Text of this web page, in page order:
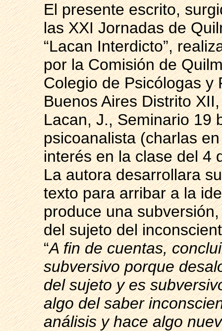
El presente escrito,
las XXI Jornadas de
“Lacan Interdicto”,
por la Comisión de
Colegio de Psicólogas y
Buenos Aires Distrito
Lacan, J., Seminario
psicoanalista (charlas
interés en la clase del 4
La autora desarrollara
texto para arribar a la
produce una
del sujeto del
“A fin de cuentas,
subversivo porque
del sujeto y es
algo del saber
análisis y hace algo